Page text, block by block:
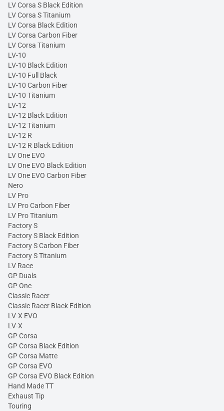
LV Corsa S Black Edition
LV Corsa S Titanium
LV Corsa Black Edition
LV Corsa Carbon Fiber
LV Corsa Titanium
LV-10
LV-10 Black Edition
LV-10 Full Black
LV-10 Carbon Fiber
LV-10 Titanium
LV-12
LV-12 Black Edition
LV-12 Titanium
LV-12 R
LV-12 R Black Edition
LV One EVO
LV One EVO Black Edition
LV One EVO Carbon Fiber
Nero
LV Pro
LV Pro Carbon Fiber
LV Pro Titanium
Factory S
Factory S Black Edition
Factory S Carbon Fiber
Factory S Titanium
LV Race
GP Duals
GP One
Classic Racer
Classic Racer Black Edition
LV-X EVO
LV-X
GP Corsa
GP Corsa Black Edition
GP Corsa Matte
GP Corsa EVO
GP Corsa EVO Black Edition
Hand Made TT
Exhaust Tip
Touring